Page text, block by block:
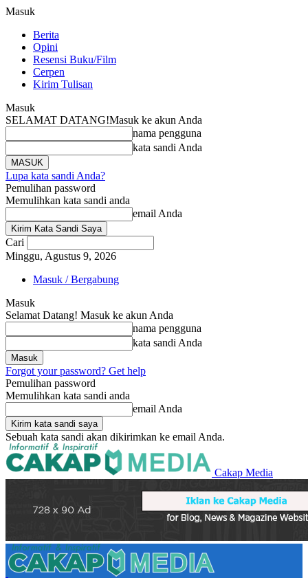
Masuk
Berita
Opini
Resensi Buku/Film
Cerpen
Kirim Tulisan
Masuk
SELAMAT DATANG!Masuk ke akun Anda
nama pengguna
kata sandi Anda
Lupa kata sandi Anda?
Pemulihan password
Memulihkan kata sandi anda
email Anda
Cari
Minggu, Agustus 9, 2026
Masuk / Bergabung
Masuk
Selamat Datang! Masuk ke akun Anda
nama pengguna
kata sandi Anda
Forgot your password? Get help
Pemulihan password
Memulihkan kata sandi anda
email Anda
Sebuah kata sandi akan dikirimkan ke email Anda.
Cakap Media